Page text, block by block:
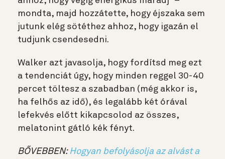
mondta, majd hozzátette, hogy éjszaka sem
jutunk elég sötéthez ahhoz, hogy igazán el
tudjunk csendesedni.
Walker azt javasolja, hogy fordítsd meg ezt
a tendenciát úgy, hogy minden reggel 30-40
percet töltesz a szabadban (még akkor is,
ha felhős az idő), és legalább két órával
lefekvés előtt kikapcsolod az összes,
melatonint gátló kék fényt.
BŐVEBBEN: Hogyan befolyásolja az alvást a